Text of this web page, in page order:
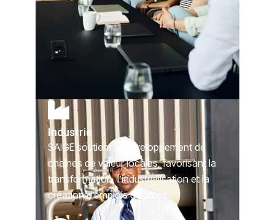
Industrie
SAIGE soutient le développement de
chaînes de valeur locales, favorisant la
transformation, l’industrialisation et la
création d’emplois durables.